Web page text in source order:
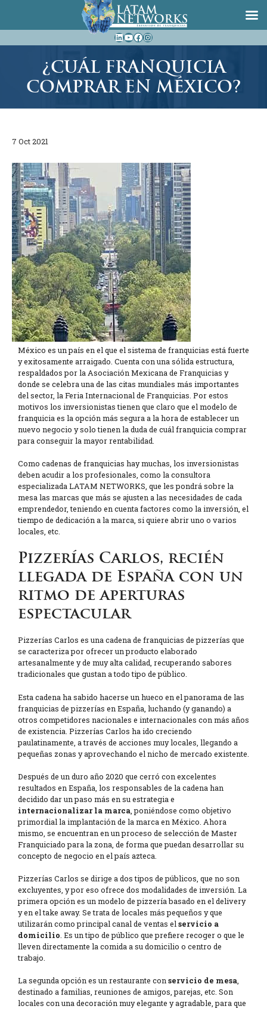
al
LinkedIn
YouTube
Facebook
Instagram
¿CUÁL FRANQUICIA
COMPRAR EN MÉXICO?
7 Oct 2021
México es un país en el que el sistema de franquicias está fuerte
y exitosamente arraigado. Cuenta con una sólida estructura,
respaldados por la Asociación Mexicana de Franquicias y
donde se celebra una de las citas mundiales más importantes
del sector, la Feria Internacional de Franquicias. Por estos
motivos los inversionistas tienen que claro que el modelo de
franquicia es la opción más segura a la hora de establecer un
nuevo negocio y solo tienen la duda de cuál franquicia comprar
para conseguir la mayor rentabilidad.
Como cadenas de franquicias hay muchas, los inversionistas
deben acudir a los profesionales, como la consultora
especializada LATAM NETWORKS, que les pondrá sobre la
mesa las marcas que más se ajusten a las necesidades de cada
emprendedor, teniendo en cuenta factores como la inversión, el
tiempo de dedicación a la marca, si quiere abrir uno o varios
locales, etc.
Pizzerías Carlos, recién
llegada de España con un
ritmo de aperturas
espectacular
Pizzerías Carlos es una cadena de franquicias de pizzerías que
se caracteriza por ofrecer un producto elaborado
artesanalmente y de muy alta calidad, recuperando sabores
tradicionales que gustan a todo tipo de público.
Esta cadena ha sabido hacerse un hueco en el panorama de las
franquicias de pizzerías en España, luchando (y ganando) a
otros competidores nacionales e internacionales con más años
de existencia. Pizzerías Carlos ha ido creciendo
paulatinamente, a través de acciones muy locales, llegando a
pequeñas zonas y aprovechando el nicho de mercado existente.
Después de un duro año 2020 que cerró con excelentes
resultados en España, los responsables de la cadena han
decidido dar un paso más en su estrategia e
internacionalizar la marca , poniéndose como objetivo
primordial la implantación de la marca en México. Ahora
mismo, se encuentran en un proceso de selección de Master
Franquiciado para la zona, de forma que puedan desarrollar su
concepto de negocio en el país azteca.
Pizzerías Carlos se dirige a dos tipos de públicos, que no son
excluyentes, y por eso ofrece dos modalidades de inversión. La
primera opción es un modelo de pizzería basado en el delivery
y en el take away. Se trata de locales más pequeños y que
utilizarán como principal canal de ventas el servicio a
domicilio . Es un tipo de público que prefiere recoger o que le
lleven directamente la comida a su domicilio o centro de
trabajo.
La segunda opción es un restaurante con servicio de mesa
destinado a familias, reuniones de amigos, parejas, etc. Son
locales con una decoración muy elegante y agradable, para que